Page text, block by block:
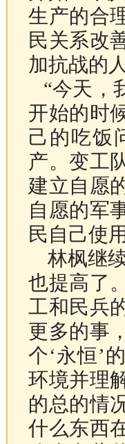
生产的合
民关系改
加抗战的
“今天，
开始的时
己的吃饭
产。变工
建立自愿
自愿的军
民自己使
林枫继
也提高了
工和民兵
更多的事
个‘永恒’
环境并理
的总的情
什么东西